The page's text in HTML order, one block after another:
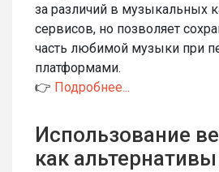
за различий в музыкальных
сервисов, но позволяет
часть любимой музыки при
платформами.
👉 Подробнее...
Использование
как альтернативы